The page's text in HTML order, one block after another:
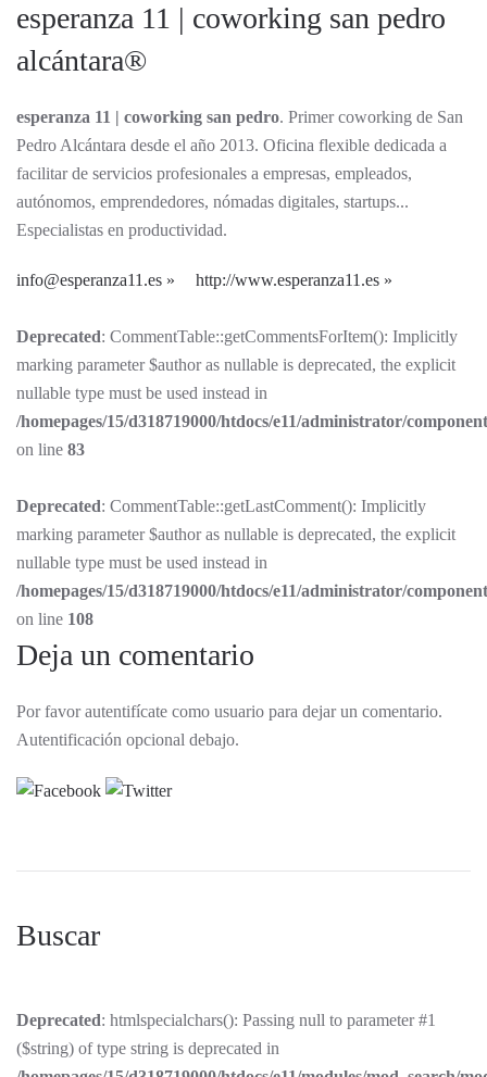
esperanza 11 | coworking san pedro
alcántara®
esperanza 11 | coworking san pedro. Primer coworking de San
Pedro Alcántara desde el año 2013. Oficina flexible dedicada a
facilitar de servicios profesionales a empresas, empleados,
autónomos, emprendedores, nómadas digitales, startups...
Especialistas en productividad.
info@esperanza11.es http://www.esperanza11.es
Deprecated: CommentTable::getCommentsForItem(): Implicitly
marking parameter $author as nullable is deprecated, the explicit
nullable type must be used instead in
/homepages/15/d318719000/htdocs/e11/administrator/
on line 83
Deprecated: CommentTable::getLastComment(): Implicitly
marking parameter $author as nullable is deprecated, the explicit
nullable type must be used instead in
/homepages/15/d318719000/htdocs/e11/administrator/
on line 108
Deja un comentario
Por favor autentifícate como usuario para dejar un comentario.
Autentificación opcional debajo.
Buscar
Deprecated: htmlspecialchars(): Passing null to parameter #1
($string) of type string is deprecated in